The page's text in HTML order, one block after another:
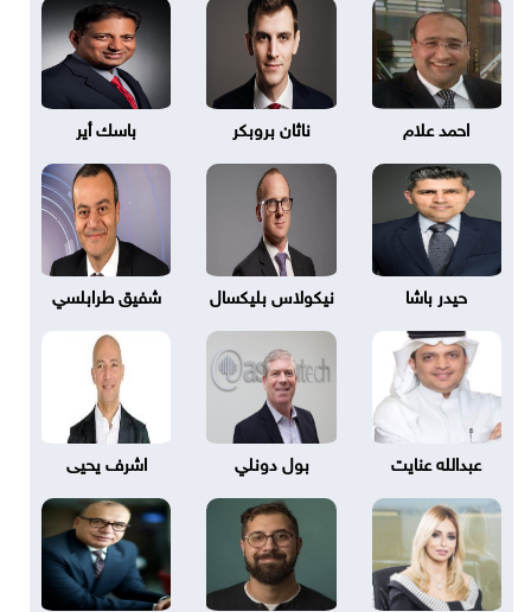
احمد علام ناثان بروبكر باسك أير
حيدر باشا نيكولاس بليكسال شفيق طرابلسي
عبدالله عنايت بول دونلي اشرف يحيى